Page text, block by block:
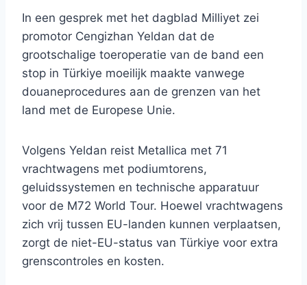
In een gesprek met het dagblad Milliyet zei
promotor Cengizhan Yeldan dat de
grootschalige toeroperatie van de band een
stop in Türkiye moeilijk maakte vanwege
douaneprocedures aan de grenzen van het
land met de Europese Unie.
Volgens Yeldan reist Metallica met 71
vrachtwagens met podiumtorens,
geluidssystemen en technische apparatuur
voor de M72 World Tour. Hoewel vrachtwagens
zich vrij tussen EU-landen kunnen verplaatsen,
zorgt de niet-EU-status van Türkiye voor extra
grenscontroles en kosten.